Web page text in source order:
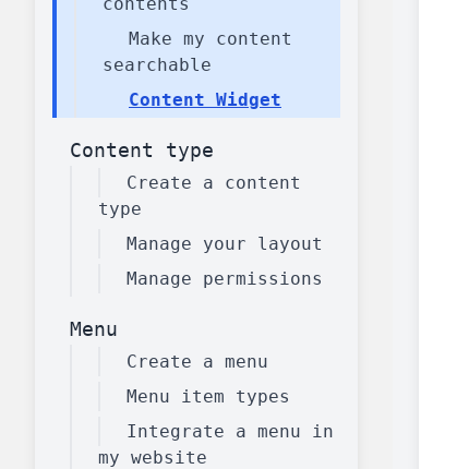
Advanced Mega Menu Manager
________
Construisez et améliorez vos
⟶ découvrir l'extension
La meilleure solution pour
⟶ découvrir l'extension
Advanced JS Bundling
Améliorez les performances de
Make my content
searchable
Content Widget
Content type
Create a content
type
Manage your layout
Manage permissions
Menu
Create a menu
Menu item types
Integrate a menu in
my website